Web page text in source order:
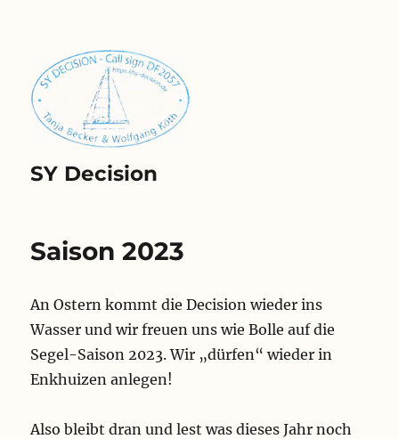
SY Decision
Saison 2023
An Ostern kommt die Decision wieder ins
Wasser und wir freuen uns wie Bolle auf die
Segel-Saison 2023. Wir „dürfen“ wieder in
Enkhuizen anlegen!
Also bleibt dran und lest was dieses Jahr noch